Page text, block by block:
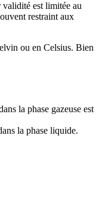
validité est limitée au
restraint aux
ou en Celsius. Bien
la phase gazeuse est
la phase liquide.